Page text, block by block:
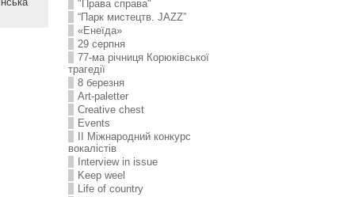
"Права справа"
“Парк мистецтв. JAZZ”
«Енеїда»
29 серпня
77-ма річниця Корюківської
трагедії
8 березня
Art-paletter
Creative chest
Events
II Міжнародний конкурс
вокалістів
Interview in issue
Keep weel
Life of country